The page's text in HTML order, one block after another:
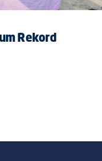
Rekord